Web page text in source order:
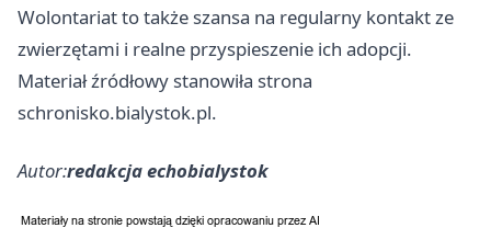
Wolontariat to także szansa na regularny kontakt ze
zwierzętami i realne przyspieszenie ich adopcji.
Materiał źródłowy stanowiła strona
schronisko.bialystok.pl.
Autor:redakcja echobialystok